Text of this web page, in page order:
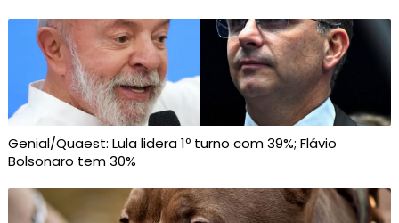
Genial/Quaest: Lula lidera 1º turno com 39%; Flávio
Bolsonaro tem 30%